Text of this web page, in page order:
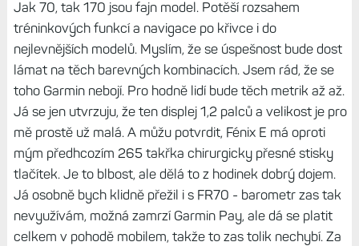
Jak 70, tak 170 jsou fajn model. Potěší rozsahem
tréninkových funkcí a navigace po křivce i do
nejlevnějších modelů. Myslím, že se úspešnost bude dost
lámat na těch barevných kombinacích. Jsem rád, že se
toho Garmin nebojí. Pro hodně lidí bude těch metrik až až.
Já se jen utvrzuju, že ten displej 1,2 palců a velikost je pro
mě prostě už malá. A můžu potvrdit, Fénix E má oproti
mým předhcozím 265 takřka chirurgicky přesné stisky
tlačítek. Je to blbost, ale dělá to z hodinek dobrý dojem.
Já osobně bych klidně přežil i s FR70 - barometr zas tak
nevyužívám, možná zamrzí Garmin Pay, ale dá se platit
celkem v pohodě mobilem, takže to zas tolik nechybí. Za